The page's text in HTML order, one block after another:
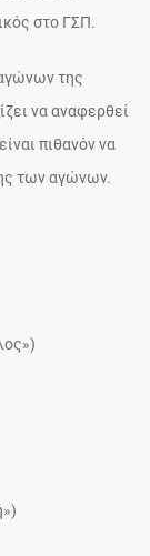
στο ΓΣΠ.
της
να αναφερθεί
πιθανόν να
των αγώνων.